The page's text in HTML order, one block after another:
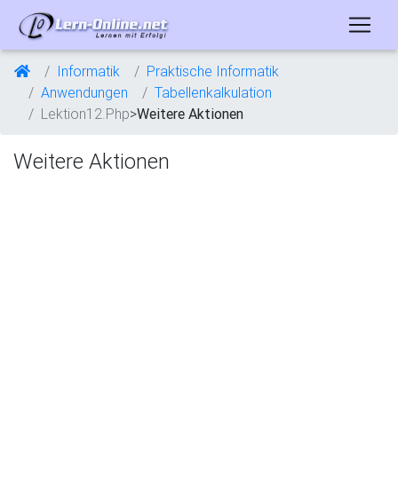
Informatik
Praktische Informatik
Anwendungen
Tabellenkalkulation
Lektion12.Php>Weitere Aktionen
Weitere Aktionen